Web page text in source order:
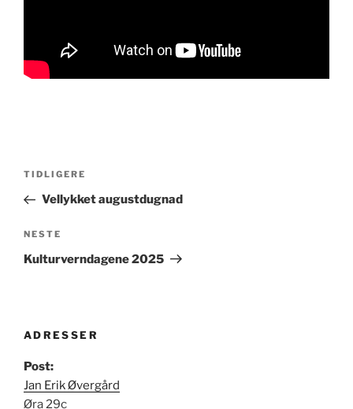
Innleggsnavigasjon
Forrige
innlegg
TIDLIGERE
Vellykket augustdugnad
Neste
innlegg
NESTE
Kulturverndagene 2025
ADRESSER
Post:
Jan Erik Øvergård
Øra 29c